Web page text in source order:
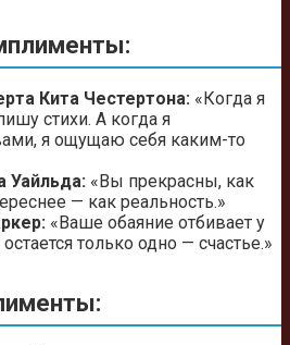
Кита Честертона: «Когда я
стихи. А когда я
я ощущаю себя каким-то
Уайльда: «Вы прекрасны, как
— как реальность.»
«Ваше обаяние отбивает у
только одно — счастье.»